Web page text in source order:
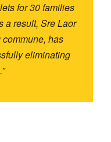
for 30 families
a result, Sre Laor
has
eliminating